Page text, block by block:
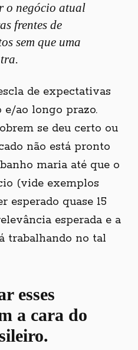
o negócio atual
frentes de
sem que uma
de expectativas
ao longo prazo.
se deu certo ou
não está pronto
maria até que o
(vide exemplos
esperado quase 15
esperada e a
trabalhando no tal
esses
a cara do